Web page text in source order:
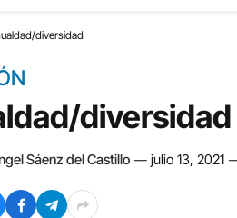
diversidad
diversidad
Sáenz del Castillo julio 13, 2021